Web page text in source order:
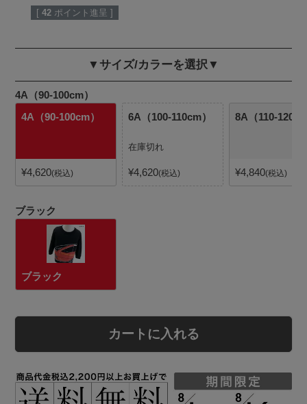
[ 42 ポイント進呈 ]
▼サイズ/カラーを選択▼
4A（90-100cm）
4A（90-100cm）
¥4,620 税込
6A（100-110cm）
在庫切れ
¥4,620 税込
8A（110-
¥4,840 税込
ブラック
ブラック
カートに入れる